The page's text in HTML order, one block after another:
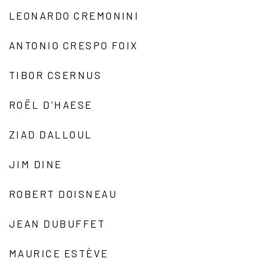
LEONARDO CREMONINI
ANTONIO CRESPO FOIX
TIBOR CSERNUS
ROËL D'HAESE
ZIAD DALLOUL
JIM DINE
ROBERT DOISNEAU
JEAN DUBUFFET
MAURICE ESTÈVE